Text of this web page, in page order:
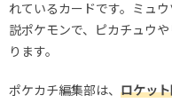
れているカードです。ミュ
説ポケモンで、ピカチュウ
ります。
ポケカチ編集部は、 ロケッ